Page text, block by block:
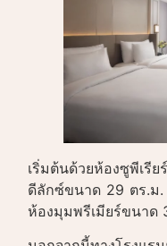
เริ่มต้นด้วยห้องซูพีเรี
ดีลักซ์ขนาด 29 ตร.ม.
ห้องมุมพรีเมียร์ขนาด